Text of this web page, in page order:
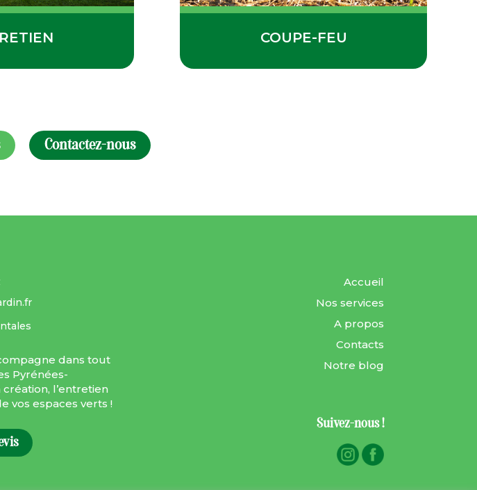
COUPE-FEU
Contactez-nous
dans tout
Pyrénées-
l’entretien
vos espaces verts !
Accueil
Nos services
A propos
Contacts
Notre blog
Suivez-nous !